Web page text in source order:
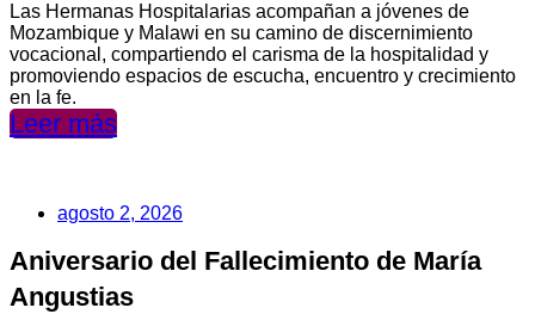
Las Hermanas Hospitalarias acompañan a jóvenes de
Mozambique y Malawi en su camino de discernimiento
vocacional, compartiendo el carisma de la hospitalidad y
promoviendo espacios de escucha, encuentro y crecimiento
en la fe.
Leer más
agosto 2, 2026
Aniversario del Fallecimiento de María
Angustias